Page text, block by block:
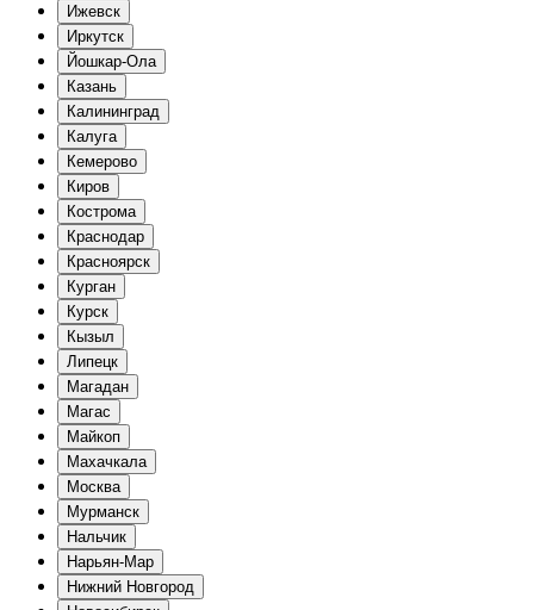
Ижевск
Иркутск
Йошкар-Ола
Казань
Калининград
Калуга
Кемерово
Киров
Кострома
Краснодар
Красноярск
Курган
Курск
Кызыл
Липецк
Магадан
Магас
Майкоп
Махачкала
Москва
Мурманск
Нальчик
Нарьян-Мар
Нижний Новгород